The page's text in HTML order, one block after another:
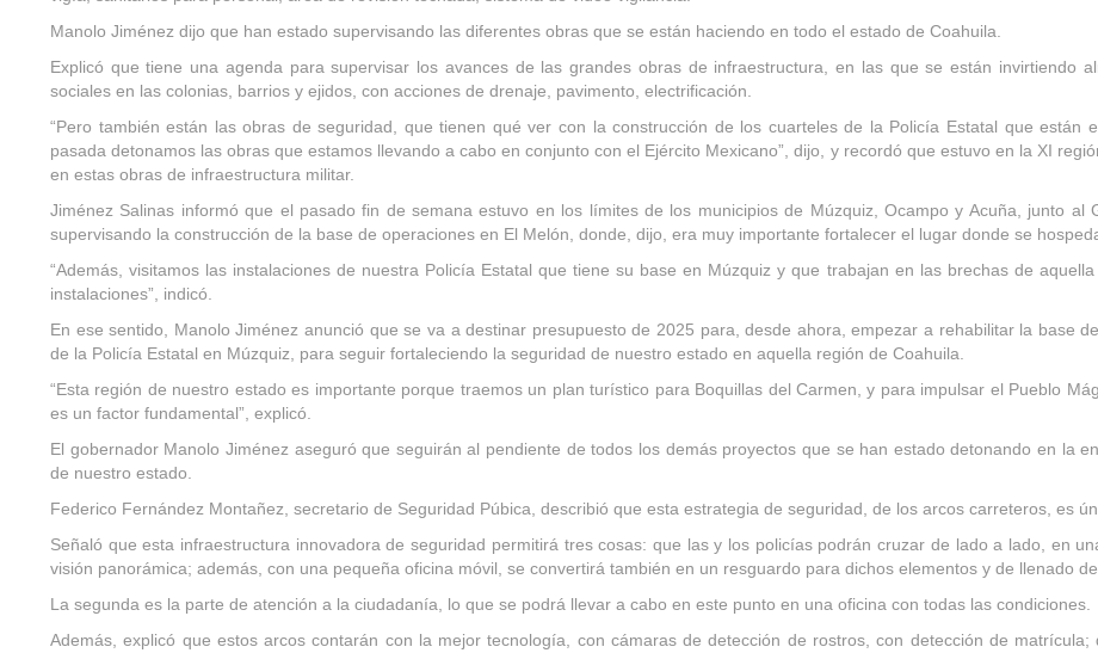
Manolo Jiménez dijo que han estado supervisando las diferentes obras que se están haciendo en todo el estado de Coahuila.
Explicó que tiene una agenda para supervisar los avances de las grandes obras de infraestructura, en las que se están invirtiendo
sociales en las colonias, barrios y ejidos, con acciones de drenaje, pavimento, electrificación.
“Pero también están las obras de seguridad, que tienen qué ver con la construcción de los cuarteles de la Policía Estatal que están
pasada detonamos las obras que estamos llevando a cabo en conjunto con el Ejército Mexicano”, dijo, y recordó que estuvo en la XI
en estas obras de infraestructura militar.
Jiménez Salinas informó que el pasado fin de semana estuvo en los límites de los municipios de Múzquiz, Ocampo y Acuña, junto al
supervisando la construcción de la base de operaciones en El Melón, donde, dijo, era muy importante fortalecer el lugar donde se
“Además, visitamos las instalaciones de nuestra Policía Estatal que tiene su base en Múzquiz y que trabajan en las brechas de
instalaciones”, indicó.
En ese sentido, Manolo Jiménez anunció que se va a destinar presupuesto de 2025 para, desde ahora, empezar a rehabilitar la base
de la Policía Estatal en Múzquiz, para seguir fortaleciendo la seguridad de nuestro estado en aquella región de Coahuila.
“Esta región de nuestro estado es importante porque traemos un plan turístico para Boquillas del Carmen, y para impulsar el Pueblo
es un factor fundamental”, explicó.
El gobernador Manolo Jiménez aseguró que seguirán al pendiente de todos los demás proyectos que se han estado detonando en la
de nuestro estado.
Federico Fernández Montañez, secretario de Seguridad Púbica, describió que esta estrategia de seguridad, de los arcos carreteros, es
Señaló que esta infraestructura innovadora de seguridad permitirá tres cosas: que las y los policías podrán cruzar de lado a lado, en
visión panorámica; además, con una pequeña oficina móvil, se convertirá también en un resguardo para dichos elementos y de llenado
La segunda es la parte de atención a la ciudadanía, lo que se podrá llevar a cabo en este punto en una oficina con todas las condiciones.
Además, explicó que estos arcos contarán con la mejor tecnología, con cámaras de detección de rostros, con detección de